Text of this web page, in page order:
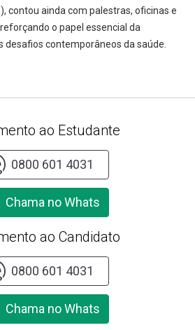
contou ainda com palestras, oficinas e
o papel essencial da
desafios contemporâneos da saúde.
ao Estudante
0800 601 4031
Chama no Whats
ao Candidato
0800 601 4031
Chama no Whats